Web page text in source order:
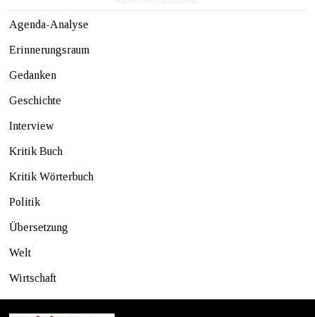
Agenda-Analyse
Erinnerungsraum
Gedanken
Geschichte
Interview
Kritik Buch
Kritik Wörterbuch
Politik
Übersetzung
Welt
Wirtschaft